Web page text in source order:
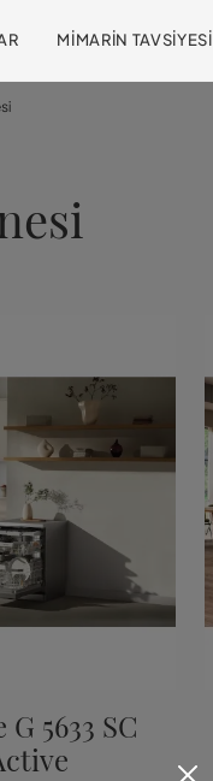
MIMARIN TAVSIYESI
5633 SC